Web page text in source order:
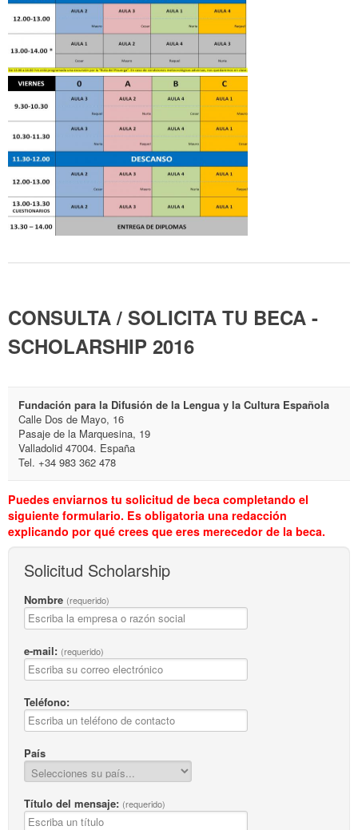
CONSULTA / SOLICITA TU BECA -
SCHOLARSHIP 2016
Fundación para la Difusión de la Lengua y la Cultura Española
Calle Dos de Mayo, 16
Pasaje de la Marquesina, 19
Valladolid 47004. España
Tel. +34 983 362 478
Puedes enviarnos tu solicitud de beca completando el
siguiente formulario. Es obligatoria una redacción
explicando por qué crees que eres merecedor de la beca.
Solicitud Scholarship
Nombre (requerido)
e-mail: (requerido)
Teléfono:
País
Título del mensaje: (requerido)